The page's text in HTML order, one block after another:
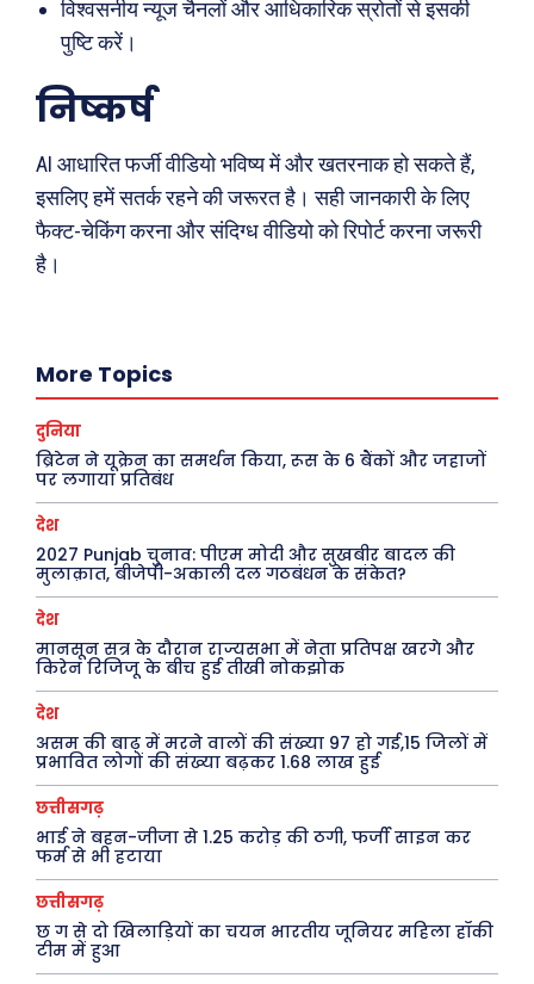
अपराध
मनोरंजन
फ़िल्मी दुनिया
खेल
Tech
Mobiles
स्वास्थ्य
क़ायदे क़ानून जानकारी
कैरियर और शिक्षा
धर्म व अध्यात्म
Real Estate
Facebook Instagram
About Us Privacy Policy
विश्वसनीय न्यूज चैनलों और आधिकारिक स्रोतों से इसकी
पुष्टि करें।
निष्कर्ष
AI आधारित फर्जी वीडियो भविष्य में और खतरनाक हो सकते हैं,
इसलिए हमें सतर्क रहने की जरूरत है। सही जानकारी के लिए
फैक्ट-चेकिंग करना और संदिग्ध वीडियो को रिपोर्ट करना जरूरी
है।
More Topics
दुनिया
ब्रिटेन ने यूक्रेन का समर्थन किया, रूस के 6 बैंकों और जहाजों
पर लगाया प्रतिबंध
देश
2027 Punjab चुनाव: पीएम मोदी और सुखबीर बादल की
मुलाक़ात, बीजेपी-अकाली दल गठबंधन के संकेत?
देश
मानसून सत्र के दौरान राज्यसभा में नेता प्रतिपक्ष खरगे और
किरेन रिजिजू के बीच हुई तीखी नोकझोक
देश
असम की बाढ़ में मरने वालों की संख्या 97 हो गई,15 जिलों में
प्रभावित लोगों की संख्या बढ़कर 1.68 लाख हुई
छत्तीसगढ़
भाई ने बहन-जीजा से 1.25 करोड़ की ठगी, फर्जी साइन कर
फर्म से भी हटाया
छत्तीसगढ़
छ ग से दो खिलाड़ियों का चयन भारतीय जूनियर महिला हॉकी
टीम में हुआ